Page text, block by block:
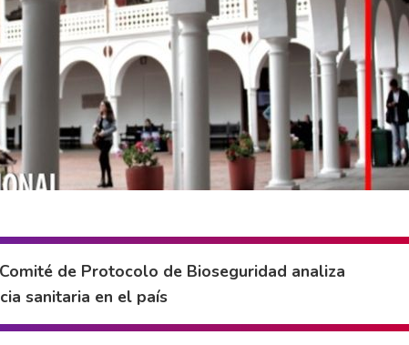
de Protocolo de Bioseguridad analiza
sanitaria en el país